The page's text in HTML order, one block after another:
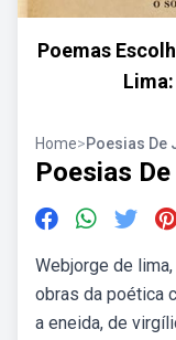
Poemas
Home>Poesias De
Poesias
Webjorge de
obras da poética
a eneida, de